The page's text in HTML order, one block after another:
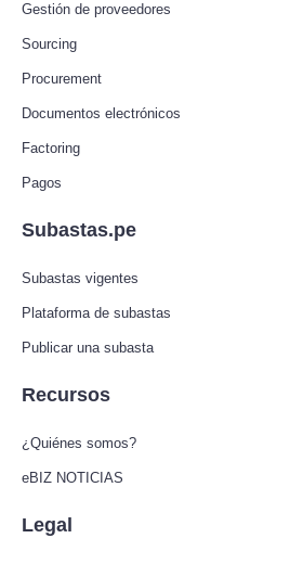
Gestión de proveedores
Sourcing
Procurement
Documentos electrónicos
Factoring
Pagos
Subastas.pe
Subastas vigentes
Plataforma de subastas
Publicar una subasta
Recursos
¿Quiénes somos?
eBIZ NOTICIAS
Legal